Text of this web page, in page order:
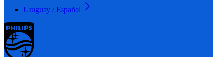
Uruguay / Español